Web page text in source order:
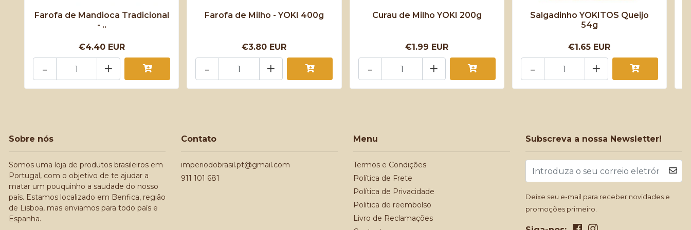
Farofa de Mandioca Tradicional
- ..
€4.40 EUR
+
-
Farofa de Milho - YOKI 400g
€3.80 EUR
+
-
Curau de Milho YOKI 200g
€1.99 EUR
+
-
Salgadinho YOKITOS Queijo
54g
€1.65 EUR
+
-
Sobre nós
Somos uma loja de produtos brasileiros em
Portugal, com o objetivo de te ajudar a
matar um pouquinho a saudade do nosso
país. Estamos localizado em Benfica, região
de Lisboa, mas enviamos para todo país e
Espanha.
Contato
imperiodobrasil.pt@gmail.com
911 101 681
Menu
Termos e Condições
Política de Frete
Política de Privacidade
Politica de reembolso
Livro de Reclamações
Subscreva a nossa Newsletter!
Deixe seu e-mail para receber novidades e
promoções primeiro.